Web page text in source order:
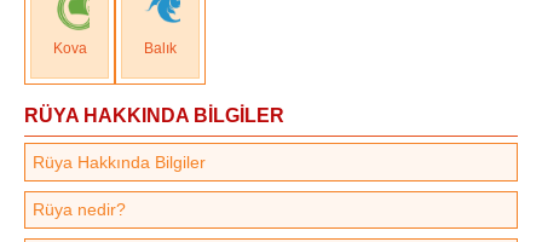
Kova Balık
RÜYA HAKKINDA BİLGİLER
Rüya Hakkında Bilgiler
Rüya nedir?